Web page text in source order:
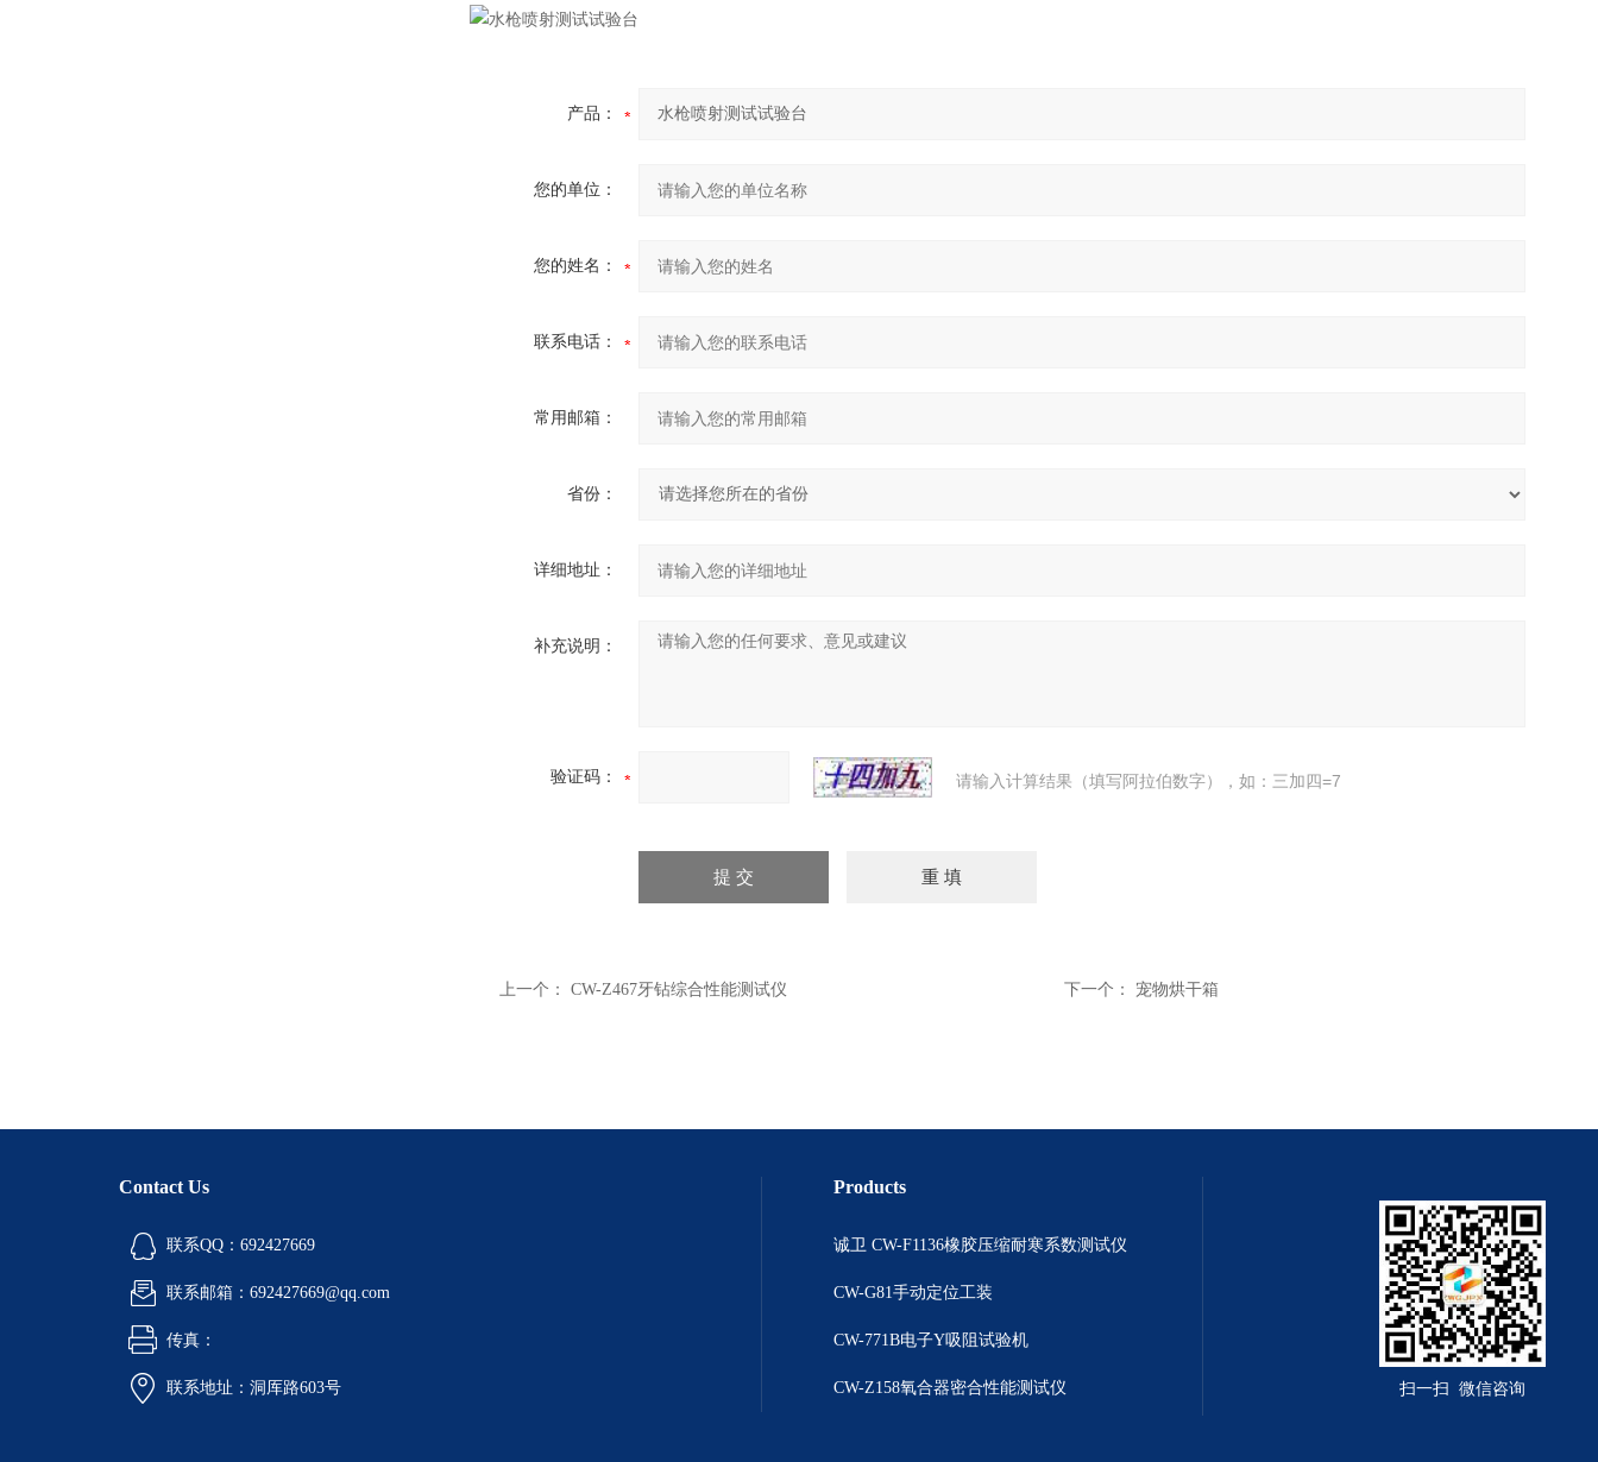
产品：
您的单位：
您的姓名：
联系电话：
常用邮箱：
省份：
详细地址：
补充说明：
验证码： 请输入计算结果（填写阿拉伯数字），如：三加四=7
上一个： CW-Z467牙钻综合性能测试仪 下一个： 宠物烘干箱
Contact Us
联系QQ：692427669
联系邮箱：692427669@qq.com
传真：
联系地址：洞厍路603号
Products
诚卫 CW-F1136橡胶压缩耐寒系数测试仪
CW-G81手动定位工装
CW-771B电子Y吸阻试验机
CW-Z158氧合器密合性能测试仪 扫一扫 微信咨询